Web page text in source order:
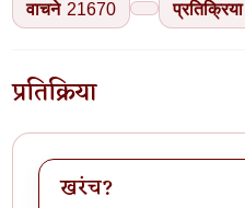
वाचने 21670 प्रतिक्रिया
प्रतिक्रिया
खरंच?